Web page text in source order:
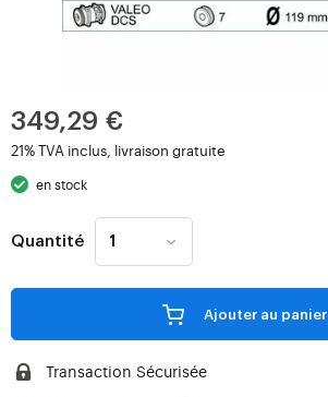
349,29 €
21% TVA inclus, livraison gratuite
en stock
Quantité
Ajouter au panier
Transaction Sécurisée